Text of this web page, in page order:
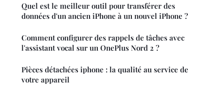
Quel est le meilleur outil pour transférer des
données d'un ancien iPhone à un nouvel iPhone ?
Comment configurer des rappels de tâches avec
l'assistant vocal sur un OnePlus Nord 2 ?
Pièces détachées iphone : la qualité au service de
votre appareil